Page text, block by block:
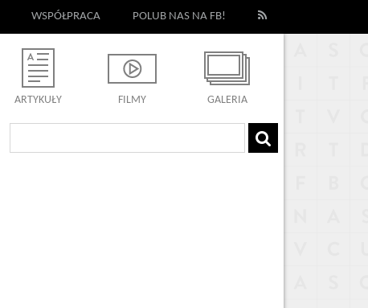
WSPÓŁPRACA POLUB NAS NA FB!
ARTYKUŁY FILMY GALERIA